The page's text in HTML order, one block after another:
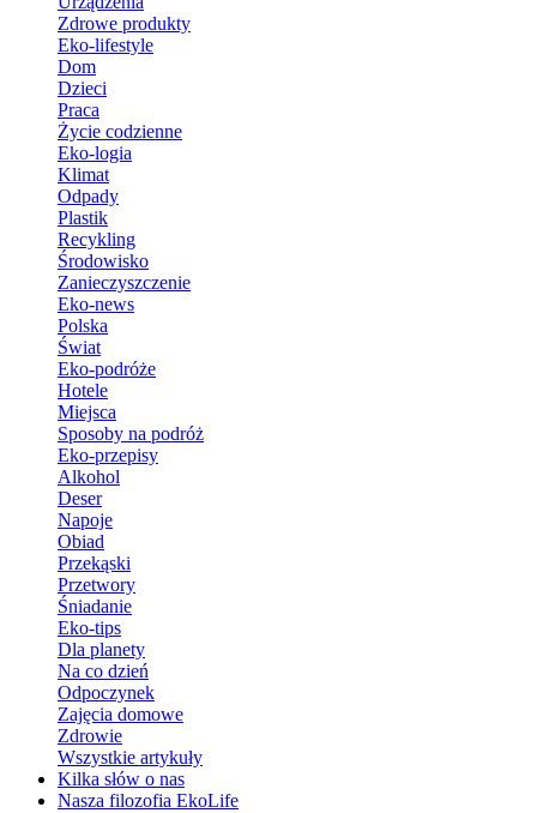
Zdrowe produkty
Eko-lifestyle
Dom
Dzieci
Praca
Życie codzienne
Eko-logia
Klimat
Odpady
Plastik
Recykling
Środowisko
Zanieczyszczenie
Eko-news
Polska
Świat
Eko-podróże
Hotele
Miejsca
Sposoby na podróż
Eko-przepisy
Alkohol
Deser
Napoje
Obiad
Przekąski
Przetwory
Śniadanie
Eko-tips
Dla planety
Na co dzień
Odpoczynek
Zajęcia domowe
Zdrowie
Wszystkie artykuły
Kilka słów o nas
Nasza filozofia EkoLife